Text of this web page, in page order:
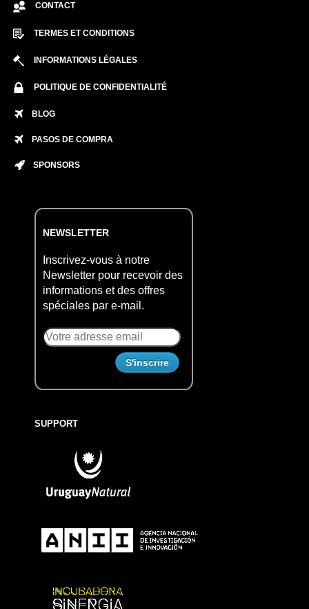
CONTACT
TERMES ET CONDITIONS
INFORMATIONS LÉGALES
POLITIQUE DE CONFIDENTIALITÉ
BLOG
PASOS DE COMPRA
SPONSORS
NEWSLETTER
Inscrivez-vous à notre
Newsletter pour recevoir des
informations et des offres
spéciales par e-mail.
SUPPORT